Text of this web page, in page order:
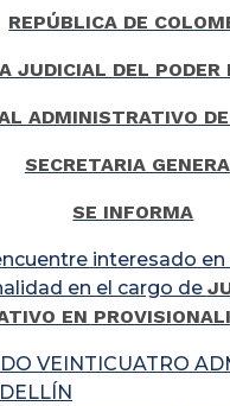
REPÚBLICA DE
JUDICIAL DEL PODER
ADMINISTRATIVO
SECRETARIA
SE INFORMA
interesado
en el cargo de
EN
VEINTICUATRO